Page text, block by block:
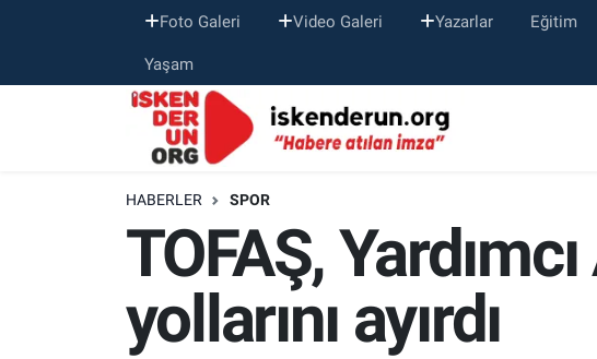
Foto Galeri Video Galeri Yazarlar Eğitim
Yaşam
HABERLER SPOR
TOFAŞ,
yollarını ayırdı